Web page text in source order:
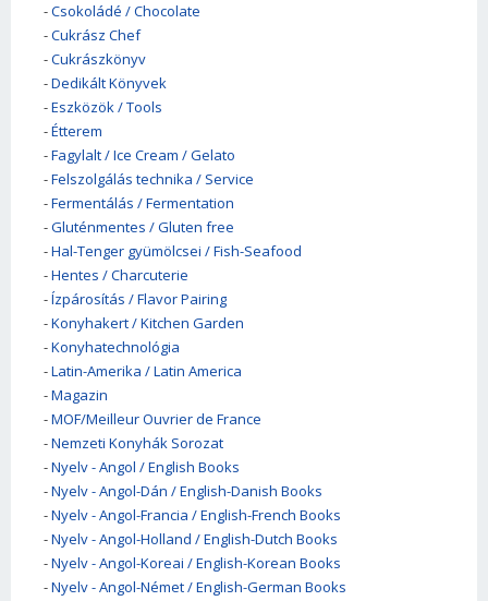
-Csokoládé / Chocolate
-Cukrász Chef
-Cukrászkönyv
-Dedikált Könyvek
-Eszközök / Tools
-Étterem
-Fagylalt / Ice Cream / Gelato
-Felszolgálás technika / Service
-Fermentálás / Fermentation
-Gluténmentes / Gluten free
-Hal-Tenger gyümölcsei / Fish-Seafood
-Hentes / Charcuterie
-Ízpárosítás / Flavor Pairing
-Konyhakert / Kitchen Garden
-Konyhatechnológia
-Latin-Amerika / Latin America
-Magazin
-MOF/Meilleur Ouvrier de France
-Nemzeti Konyhák Sorozat
-Nyelv - Angol / English Books
-Nyelv - Angol-Dán / English-Danish Books
-Nyelv - Angol-Francia / English-French Books
-Nyelv - Angol-Holland / English-Dutch Books
-Nyelv - Angol-Koreai / English-Korean Books
-Nyelv - Angol-Német / English-German Books